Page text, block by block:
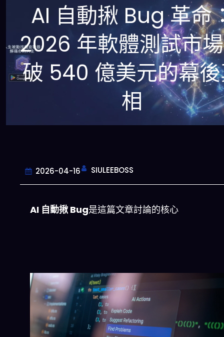
AI 自動揪 Bug 革命
2026 年軟體測試市
破 540 億美元的幕
相
2026-04-16 SIULEEBOSS
AI 自動揪 Bug是這篇文章討論的核心